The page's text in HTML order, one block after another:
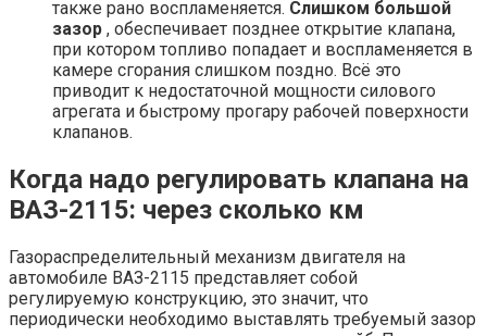
также рано воспламеняется. Слишком большой
зазор , обеспечивает позднее открытие клапана,
при котором топливо попадает и воспламеняется в
камере сгорания слишком поздно. Всё это
приводит к недостаточной мощности силового
агрегата и быстрому прогару рабочей поверхности
клапанов.
Когда надо регулировать клапана на
ВАЗ-2115: через сколько км
Газораспределительный механизм двигателя на
автомобиле ВАЗ-2115 представляет собой
регулируемую конструкцию, это значит, что
периодически необходимо выставлять требуемый зазор